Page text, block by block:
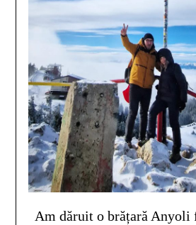
Am dăruit o brățară Anyoli